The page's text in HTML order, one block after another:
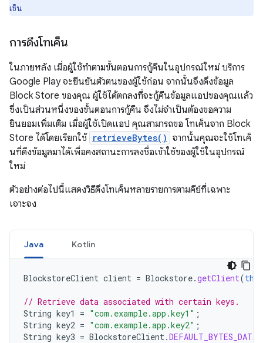
เซ็น
การดึงโทเค็น
ในภายหลัง เมื่อผู้ใช้ทำตามขั้นตอนการกู้คืนในอุปกรณ์ใหม่ บริการ
Google Play จะยืนยันตัวตนของผู้ใช้ก่อน จากนั้นจึงดึงข้อมูล
Block Store ของคุณ ผู้ใช้ได้ตกลงที่จะกู้คืนข้อมูลแอปของคุณแล้ว
ซึ่งเป็นส่วนหนึ่งของขั้นตอนการกู้คืน จึงไม่จำเป็นต้องขอความ
ยินยอมเพิ่มเติม เมื่อผู้ใช้เปิดแอป คุณสามารถขอ โทเค็นจาก Block
Store ได้โดยเรียกใช้ retrieveBytes() จากนั้นคุณจะใช้โทเค็
นที่ดึงข้อมูลมาได้เพื่อคงสถานะการลงชื่อเข้าใช้ของผู้ใช้ในอุปกรณ์
ใหม่
ตัวอย่างต่อไปนี้แสดงวิธีดึงโทเค็นหลายรายการตามคีย์ที่เฉพาะ
เจาะจง
Java Kotlin
BlockstoreClient client = Blockstore.getClient(this
// Retrieve data associated with certain keys.
String key1 = "com.example.app.key1" ;
String key2 = "com.example.app.key2" ;
String key3 = BlockstoreClient.